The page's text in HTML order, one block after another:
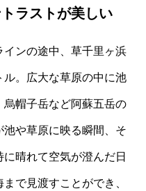
ラストが美しい
ンの途中、草千里ヶ浜
。広大な草原の中に池
帽子岳など阿蘇五岳の
や草原に映る瞬間、そ
晴れて空気が澄んだ日
で見渡すことができ、